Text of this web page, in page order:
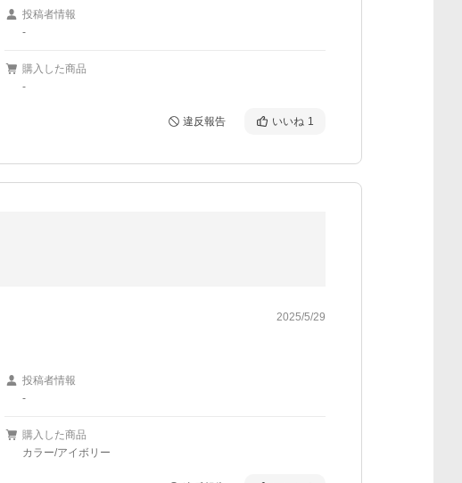
投稿者情報
-
購入した商品
-
違反報告 いいね 1
2025/5/29
投稿者情報
-
購入した商品
カラー/アイボリー